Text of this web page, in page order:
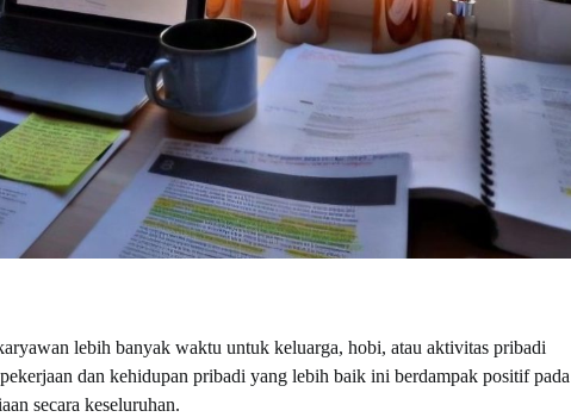
lebih banyak waktu untuk keluarga, hobi, atau aktivitas pribadi
dan kehidupan pribadi yang lebih baik ini berdampak positif pada
secara keseluruhan.